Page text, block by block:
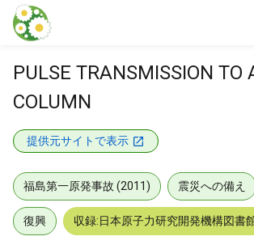
本文に飛ぶ
PULSE TRANSMISSION TO
COLUMN
提供元サイトで表示
福島第一原発事故 (2011) 震災への備え
復興 収録:日本原子力研究開発機構図書